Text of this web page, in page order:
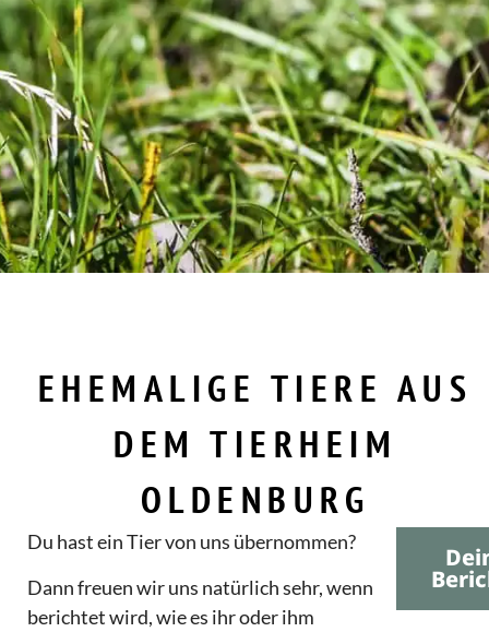
EHEMALIGE TIERE AUS
DEM TIERHEIM
OLDENBURG
Du hast ein Tier von uns übernommen?
Dann freuen wir uns natürlich sehr, wenn
berichtet wird, wie es ihr oder ihm